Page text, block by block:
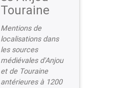
Touraine
Mentions de
localisations dans
les sources
médiévales d'Anjou
et de Touraine
antérieures à 1200